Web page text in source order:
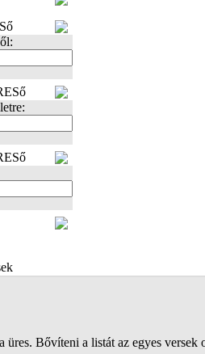
üres. Bővíteni a listát az egyes versek